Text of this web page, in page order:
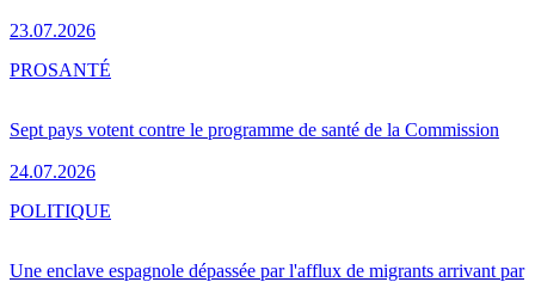
23.07.2026
Sept pays votent contre le programme de santé de la Commission
24.07.2026
PROSANTÉ
Une enclave espagnole dépassée par l'afflux de migrants arrivant par
POLITIQUE